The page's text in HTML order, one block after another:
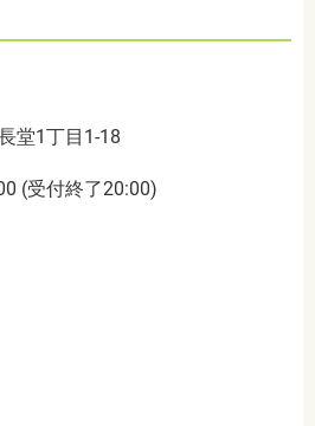
堂1丁目1-18
(受付終了20:00)